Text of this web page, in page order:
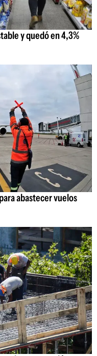
y quedó en 4,3%
abastecer vuelos